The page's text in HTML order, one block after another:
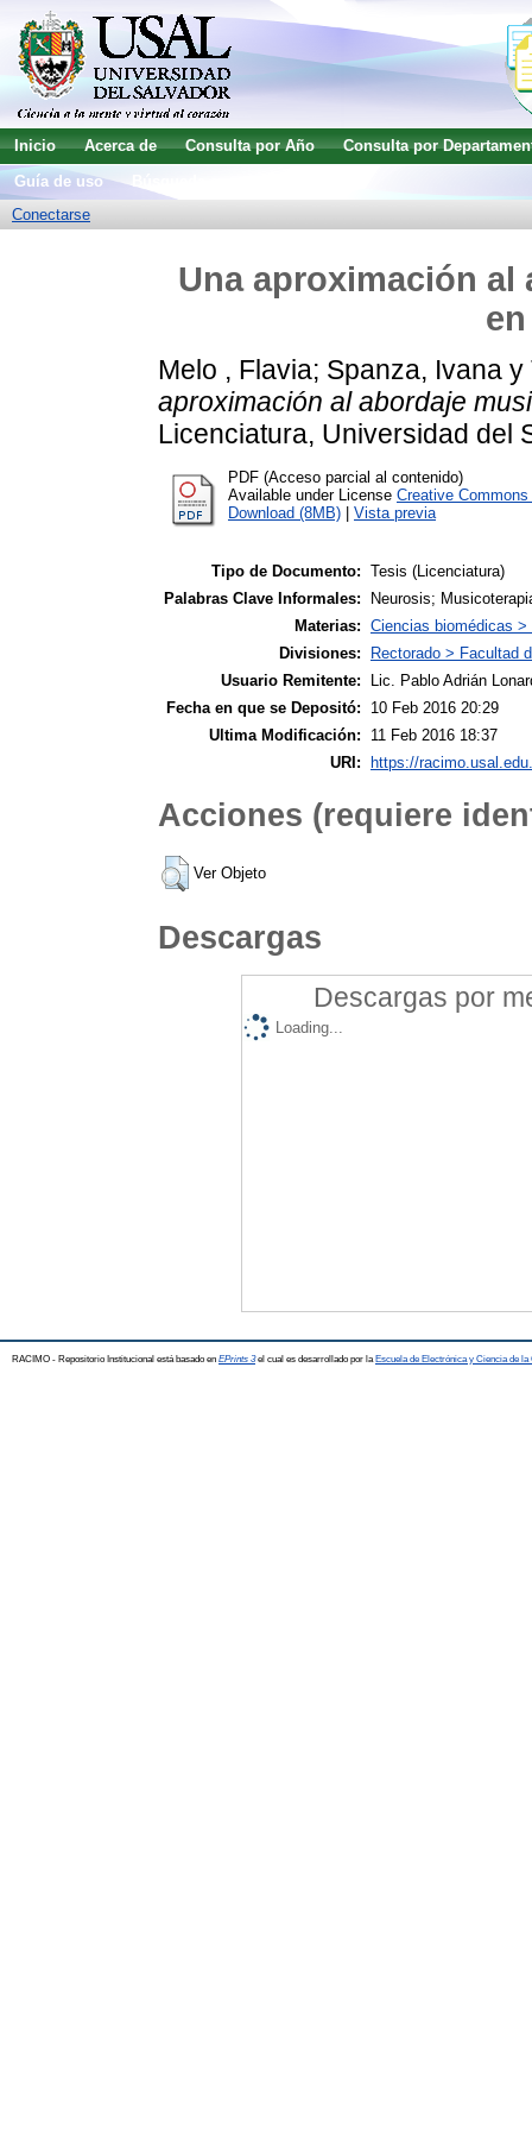
Inicio Acerca de Consulta por Año
Consulta por
Guía de uso
Conectarse
Una aproximación
Melo , Flavia; Spanza, Ivana y
aproximación al abordaje
Licenciatura, Universidad del
PDF (Acceso parcial al contenido)
Available under License Creative
Download (8MB)
Vista previa
Tipo de Documento: Tesis (Licenciatura)
Palabras Clave Informales:
Neurosis;
Materias: Ciencias biomédicas
Divisiones:
Rectorado > Facultad
Usuario Remitente:
Lic. Pablo Adrián
Fecha en que se Depositó:
10 Feb 2016 20:29
Ultima Modificación:
11 Feb 2016 18:37
URI:
https://
Acciones (requiere
Ver Objeto
Descargas
Descargas por
Loading...
RACIMO - Repositorio Institucional está basado en EPrints 3el cual es desarrollado por la Escuela de Electrónica y Ciencia de la